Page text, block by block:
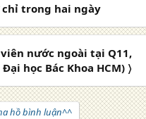
chỉ trong hai ngày
nước ngoài tại Q11,
học Bác Khoa HCM) 〉
hồ bình luận^^